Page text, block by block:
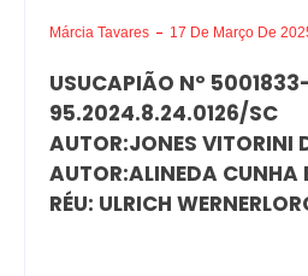
Márcia Tavares 17 De Março De
USUCAPIÃO Nº 5001833-
95.2024.8.24.0126/SC
AUTOR:JONES VITORINI
AUTOR:ALINEDA CUNHA
RÉU: ULRICH